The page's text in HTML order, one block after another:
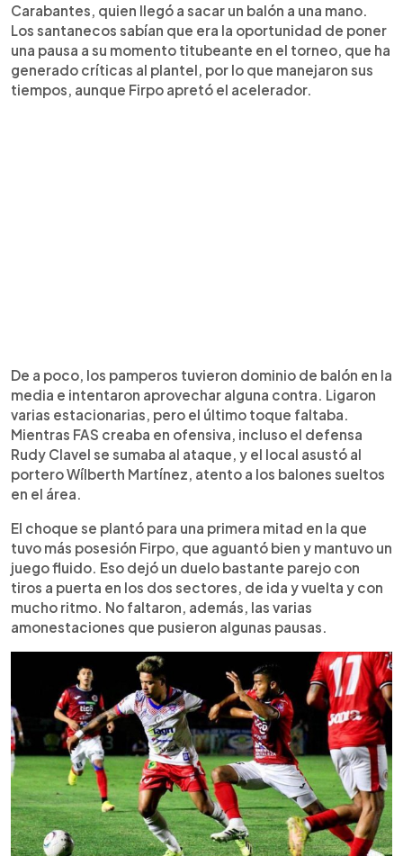
Carabantes, quien llegó a sacar un balón a una mano.
Los santanecos sabían que era la oportunidad de poner
una pausa a su momento titubeante en el torneo, que ha
generado críticas al plantel, por lo que manejaron sus
tiempos, aunque Firpo apretó el acelerador.
De a poco, los pamperos tuvieron dominio de balón en la
media e intentaron aprovechar alguna contra. Ligaron
varias estacionarias, pero el último toque faltaba.
Mientras FAS creaba en ofensiva, incluso el defensa
Rudy Clavel se sumaba al ataque, y el local asustó al
portero Wílberth Martínez, atento a los balones sueltos
en el área.
El choque se plantó para una primera mitad en la que
tuvo más posesión Firpo, que aguantó bien y mantuvo un
juego fluido. Eso dejó un duelo bastante parejo con
tiros a puerta en los dos sectores, de ida y vuelta y con
mucho ritmo. No faltaron, además, las varias
amonestaciones que pusieron algunas pausas.